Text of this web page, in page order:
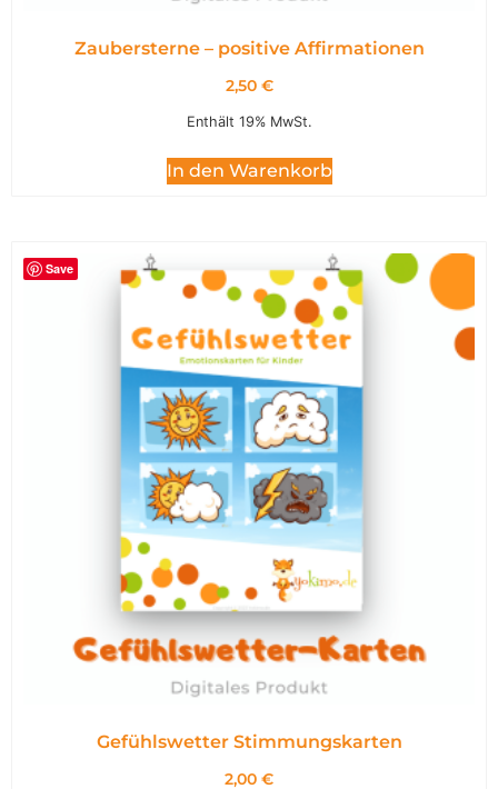
Zaubersterne – positive Affirmationen
2,50 €
Enthält 19% MwSt.
In den Warenkorb
Save
Gefühlswetter Stimmungskarten
2,00 €